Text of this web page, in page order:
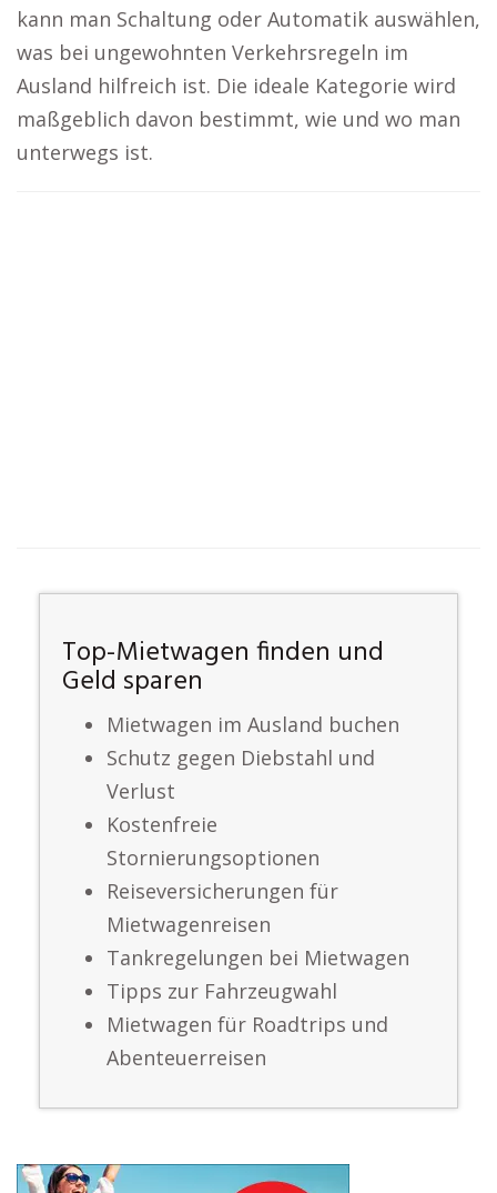
kann man Schaltung oder Automatik auswählen,
was bei ungewohnten Verkehrsregeln im
Ausland hilfreich ist. Die ideale Kategorie wird
maßgeblich davon bestimmt, wie und wo man
unterwegs ist.
Top-Mietwagen finden und
Geld sparen
Mietwagen im Ausland buchen
Schutz gegen Diebstahl und
Verlust
Kostenfreie
Stornierungsoptionen
Reiseversicherungen für
Mietwagenreisen
Tankregelungen bei Mietwagen
Tipps zur Fahrzeugwahl
Mietwagen für Roadtrips und
Abenteuerreisen